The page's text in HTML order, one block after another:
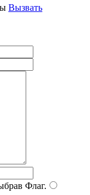
Вызвать
Флаг.